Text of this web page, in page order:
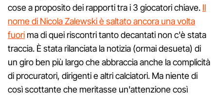
cose a proposito dei rapporti tra i 3 giocatori chiave. Il
nome di Nicola Zalewski è saltato ancora una volta
fuori ma di quei riscontri tanto decantati non c'è stata
traccia. È stata rilanciata la notizia (ormai desueta) di
un giro ben più largo che abbraccia anche la complicità
di procuratori, dirigenti e altri calciatori. Ma niente di
così scottante che meritasse un'attenzione così